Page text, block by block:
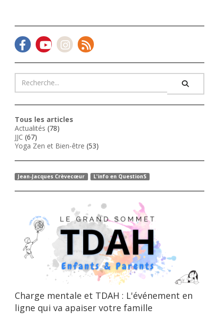
Tous les articles
Actualités (78)
JJC (67)
Yoga Zen et Bien-être (53)
Jean-Jacques Crèvecœur L'info en QuestionS
Charge mentale et TDAH : L'événement en
ligne qui va apaiser votre famille